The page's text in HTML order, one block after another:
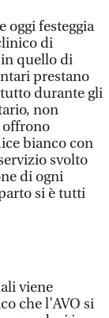
oggi festeggia
di
in quello di
prestano
durante gli
non
offrono
bianco con
svolto
di ogni
si è tutti
viene
che l’AVO si